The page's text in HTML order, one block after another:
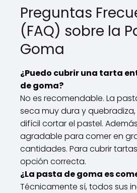
Preguntas
(FAQ) sobre la
Goma
¿Puedo cubrir una tarta
de goma?
No es recomendable. La
seca muy dura y
difícil cortar el pastel.
agradable para comer en
cantidades. Para cubrir
opción correcta.
¿La pasta de goma es
Técnicamente sí, todos sus